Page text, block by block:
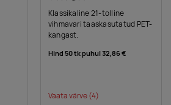
Klassikaline 21-tolline
vihmavari taaskasutatud PET-
kangast.
Hind 50 tk puhul32,86 €
Vaata värve(4)